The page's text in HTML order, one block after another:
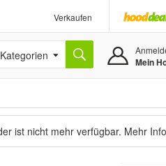
Verkaufen
Mein
ist nicht mehr verfügbar. Mehr